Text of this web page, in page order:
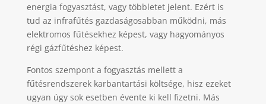
energia fogyasztást, vagy többletet jelent. Ezért is
tud az infrafűtés gazdaságosabban működni, más
elektromos fűtésekhez képest, vagy hagyományos
régi gázfűtéshez képest.
Fontos szempont a fogyasztás mellett a
fűtésrendszerek karbantartási költsége, hisz ezeket
ugyan úgy sok esetben évente ki kell fizetni. Más